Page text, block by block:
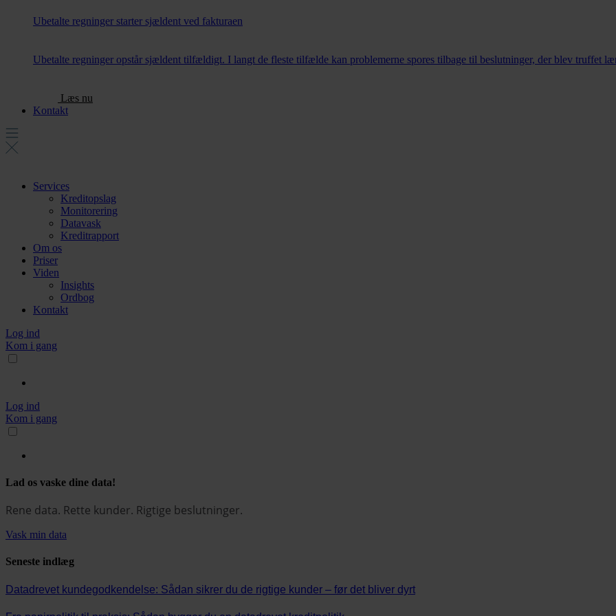
Ubetalte regninger starter sjældent ved fakturaen
Ubetalte regninger opstår sjældent tilfældigt. I langt de fleste tilfælde kan problemerne spores tilbage til beslutninger, der blev truffet
Læs nu
Kontakt
Services
Kreditopslag
Monitorering
Datavask
Kreditrapport
Om os
Priser
Viden
Insights
Ordbog
Kontakt
Log ind
Kom i gang
Log ind
Kom i gang
Lad os vaske dine data!
Rene data. Rette kunder. Rigtige beslutninger.
Vask min data
Seneste indlæg
Datadrevet kundegodkendelse: Sådan sikrer du de rigtige kunder – før det bliver dyrt